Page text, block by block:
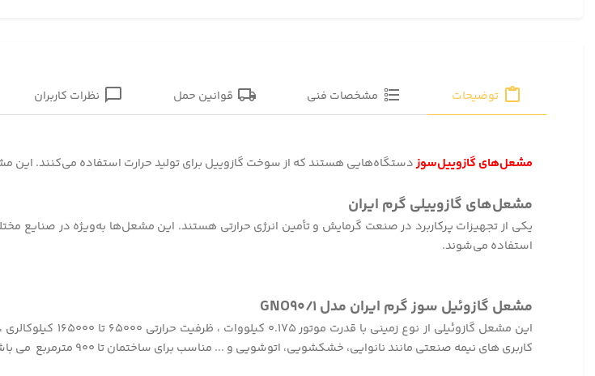
توضیحات مشخصات فنی قوانین حمل نظرات کاربران
مشعل‌های گازوییل‌سوزدستگاه‌هایی هستند که از سوخت گازوییل برای تولید حرارت استفاده می‌کنند. این
مشعل‌های گازوییلی گرم ایران
یکی از تجهیزات پرکاربرد در صنعت گرمایش و تأمین انرژی حرارتی هستند. این مشعل‌ها به‌ویژه در صنایع
استفاده می‌شوند.
مشعل گازوئیل سوز گرم ایران مدل GNO۹۰/۱
کاربری های نیمه صنعتی مانند نانوایی، خشکشویی، اتوشویی و ... مناسب برای ساختمان تا ۹۰۰ مترمربع می باشد.